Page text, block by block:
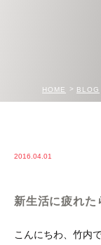
HOME BLOG
2016.04.01
新生活に疲れ
こんにちわ、竹内で